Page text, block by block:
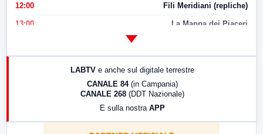
12:00 Fili Meridiani (repliche)
13:00 La Mappa dei Piaceri
LABTV e anche sul digitale terrestre
CANALE 84 (in Campania)
CANALE 268 (DDT Nazionale)
E sulla nostra APP